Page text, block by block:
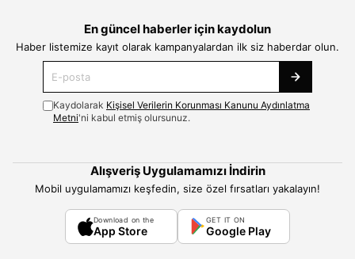
En güncel haberler için kaydolun
Haber listemize kayıt olarak kampanyalardan ilk siz haberdar olun.
Kaydolarak Kişisel Verilerin Korunması Kanunu Aydınlatma
Metni'ni kabul etmiş olursunuz.
Alışveriş Uygulamamızı İndirin
Mobil uygulamamızı keşfedin, size özel fırsatları yakalayın!
Download on the
App Store
GET IT ON
Google Play